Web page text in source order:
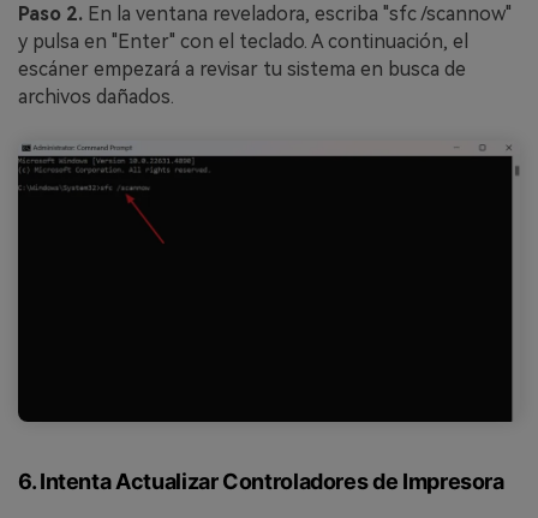
Paso 2. En la ventana reveladora, escriba "sfc /scannow"
y pulsa en "Enter" con el teclado. A continuación, el
escáner empezará a revisar tu sistema en busca de
archivos dañados.
6. Intenta Actualizar Controladores de Impresora